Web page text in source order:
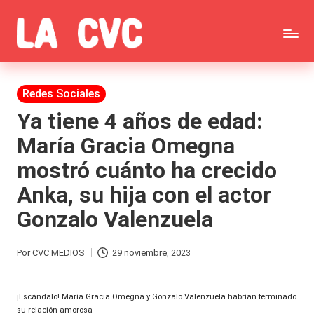
Saltar
al
contenido
C
o
p
u
c
h
a
s
y
ar
Todas
las
noticias
de
la
farándula,
Realitys,
Tierra
Gran
Publicada
en
Redes Sociales
Ya tiene 4 años de edad:
María Gracia Omegna
mostró cuánto ha crecido
Anka, su hija con el actor
Gonzalo Valenzuela
Publicado
PorCVC MEDIOS 29 noviembre, 2023
¡Escándalo! María Gracia Omegna y Gonzalo Valenzuela habrían terminado
su relación amorosa